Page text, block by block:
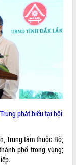
phát biểu tại hội
Trung tâm thuộc Bộ;
phố trong vùng;